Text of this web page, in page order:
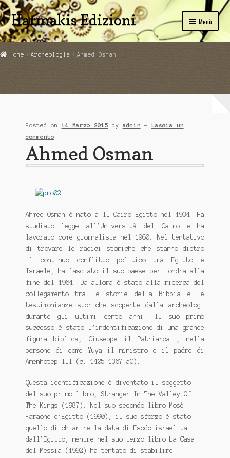
Vai
alla
navigazione
Vai
al
contenuto
Harmakis Edizioni Menù
Home
Chi Siamo
Servizi
CONTATTI
Con la Gioconda e Leonardo sulla Via di Dante
Distribuzione
IL VANGELO DI FILIPPO
EMILIA ROMAGNA-MARCHE-ABRUZZO
FASTBOOK
MACROLIBRARSI
Piemonte - Liguria - Valle D’Aosta
Home Archeologia Ahmed Osman
Posted on 14 Marzo 2015 by admin — Lascia un
commento
Ahmed Osman
Ahmed Osman è nato a Il Cairo Egitto nel 1934. Ha
studiato legge all’Università del Cairo e ha
lavorato come giornalista nel 1960. Nel tentativo
di trovare le radici storiche che stanno dietro
il continuo conflitto politico tra Egitto e
Israele, ha lasciato il suo paese per Londra alla
fine del 1964. Da allora è stato alla ricerca del
collegamento tra le storie della Bibbia e le
testimonianze storiche scoperte dalla archeologi
durante gli ultimi cento anni. Il suo primo
successo è stato l’indentificazione di una grande
figura biblica, Giuseppe il Patriarca , nella
persone di come Yuya il ministro e il padre di
Amenhotep III (c. 1405-1367 aC).
Questa identificazione è diventato il soggetto
del suo primo libro, Stranger In The Valley Of
The Kings (1987). Nel suo secondo libro Mosè:
Faraone d’Egitto (1990), il suo sforzo è stato
quello di chiarire la data di Esodo israelita
dall’Egitto, mentre nel suo terzo libro La Casa
del Messia (1992) ha tentato di stabilire